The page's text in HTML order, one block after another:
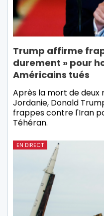
Trump affirme
durement » pour
Américains tués
Après la mort de deux
Jordanie, Donald
frappes contre l'Iran
Téhéran.
EN DIRECT